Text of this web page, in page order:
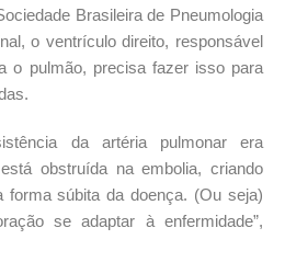
Brasileira de Pneumologia
o ventrículo direito, responsável
o pulmão, precisa fazer isso para
da artéria pulmonar era
obstruída na embolia, criando
forma súbita da doença. (Ou seja)
se adaptar à enfermidade”,